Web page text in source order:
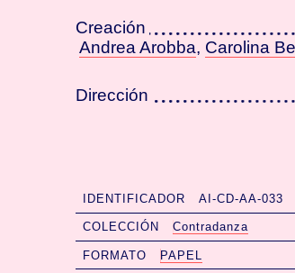
Creación
Andrea Arobba, Carolina
Dirección
IDENTIFICADOR AI-CD-AA-033
COLECCIÓN Contradanza
FORMATO PAPEL